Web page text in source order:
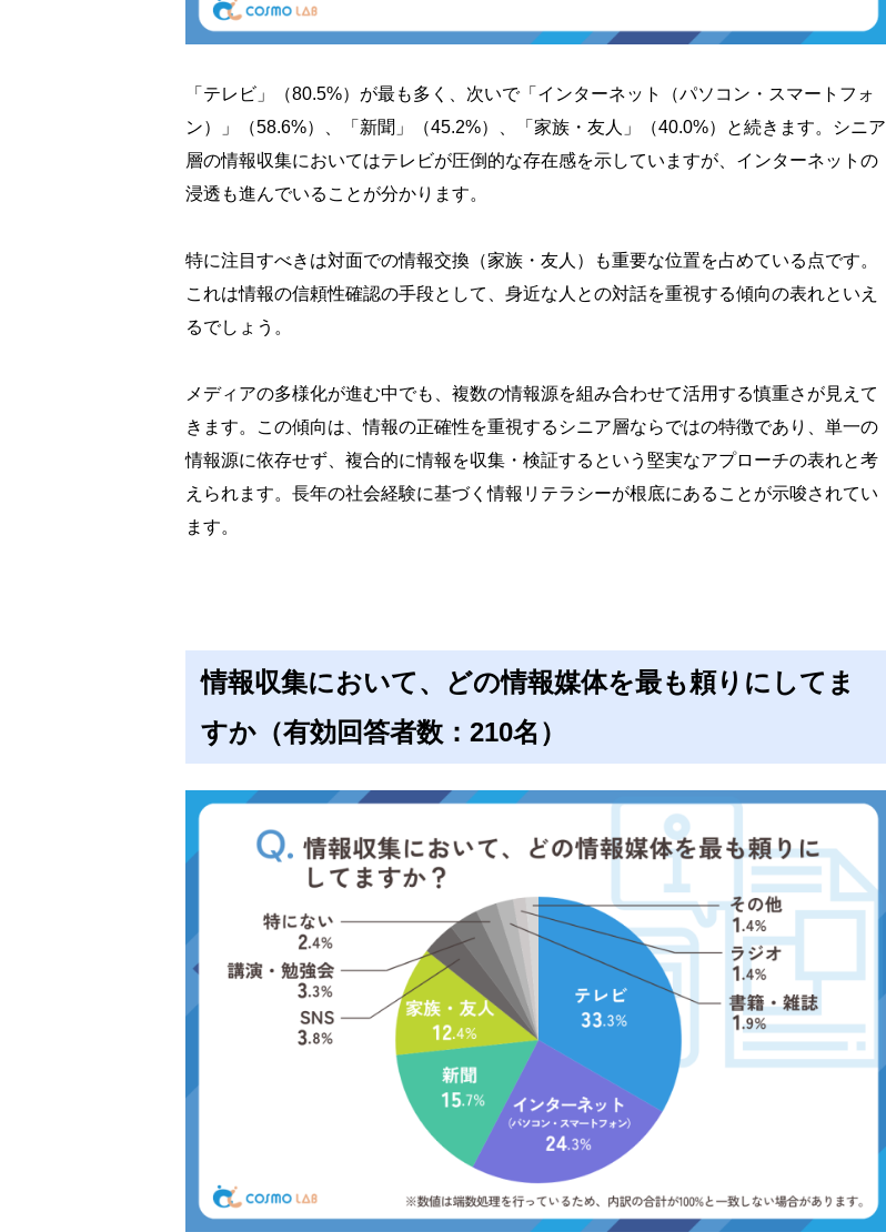
「テレビ」（80.5%）が最も多く、次いで「インターネット（パソコン・スマートフォ
ン）」（58.6%）、「新聞」（45.2%）、「家族・友人」（40.0%）と続きます。シニア
層の情報収集においてはテレビが圧倒的な存在感を示していますが、インターネットの
浸透も進んでいることが分かります。
特に注目すべきは対面での情報交換（家族・友人）も重要な位置を占めている点です。
これは情報の信頼性確認の手段として、身近な人との対話を重視する傾向の表れといえ
るでしょう。
メディアの多様化が進む中でも、複数の情報源を組み合わせて活用する慎重さが見えて
きます。この傾向は、情報の正確性を重視するシニア層ならではの特徴であり、単一の
情報源に依存せず、複合的に情報を収集・検証するという堅実なアプローチの表れと考
えられます。長年の社会経験に基づく情報リテラシーが根底にあることが示唆されてい
ます。
情報収集において、どの情報媒体を最も頼りにしてま
すか（有効回答者数：210名）